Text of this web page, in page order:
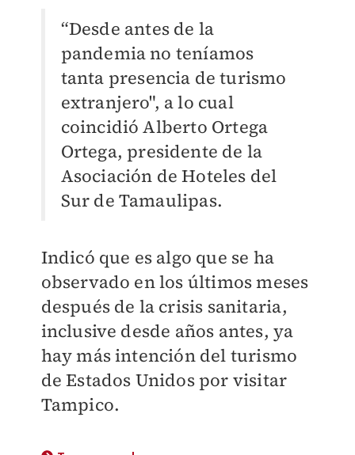
“Desde antes de la
pandemia no teníamos
tanta presencia de turismo
extranjero", a lo cual
coincidió Alberto Ortega
Ortega, presidente de la
Asociación de Hoteles del
Sur de Tamaulipas.
Indicó que es algo que se ha
observado en los últimos meses
después de la crisis sanitaria,
inclusive desde años antes, ya
hay más intención del turismo
de Estados Unidos por visitar
Tampico.